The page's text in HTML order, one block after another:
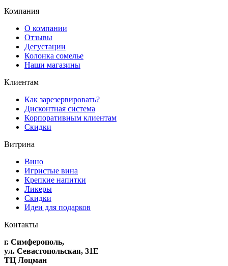
Компания
О компании
Отзывы
Дегустации
Колонка сомелье
Наши магазины
Клиентам
Как зарезервировать?
Дисконтная система
Корпоративным клиентам
Скидки
Витрина
Вино
Игристые вина
Крепкие напитки
Ликеры
Скидки
Идеи для подарков
Контакты
г. Симферополь,
ул. Севастопольская, 31Е
ТЦ Лоцман